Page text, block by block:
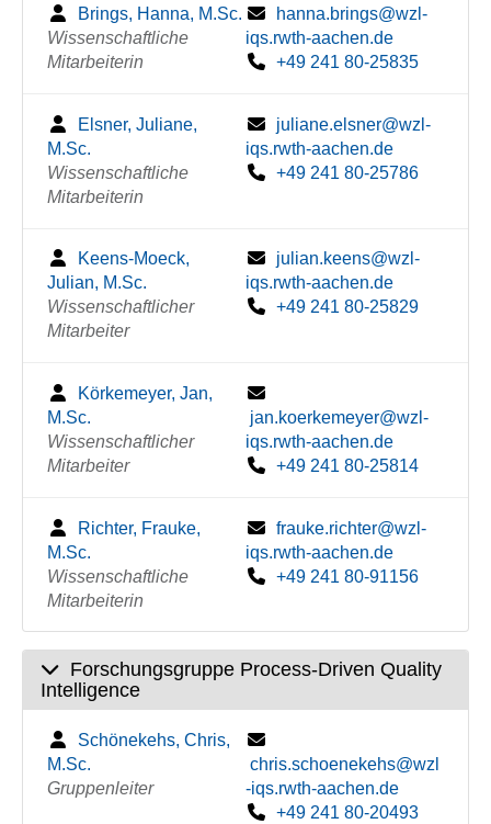
Brings, Hanna, M.Sc.
Wissenschaftliche
Mitarbeiterin
hanna.brings@wzl-
iqs.rwth-aachen.de
+49 241 80-25835
Elsner, Juliane,
M.Sc.
Wissenschaftliche
Mitarbeiterin
juliane.elsner@wzl-
iqs.rwth-aachen.de
+49 241 80-25786
Keens-Moeck,
Julian, M.Sc.
Wissenschaftlicher
Mitarbeiter
julian.keens@wzl-
iqs.rwth-aachen.de
+49 241 80-25829
Körkemeyer, Jan,
M.Sc.
Wissenschaftlicher
Mitarbeiter
jan.koerkemeyer@wzl-
iqs.rwth-aachen.de
+49 241 80-25814
Richter, Frauke,
M.Sc.
Wissenschaftliche
Mitarbeiterin
frauke.richter@wzl-
iqs.rwth-aachen.de
+49 241 80-91156
Forschungsgruppe Process-Driven Quality
Intelligence
Schönekehs, Chris,
M.Sc.
Gruppenleiter
chris.schoenekehs@wzl
-iqs.rwth-aachen.de
+49 241 80-20493